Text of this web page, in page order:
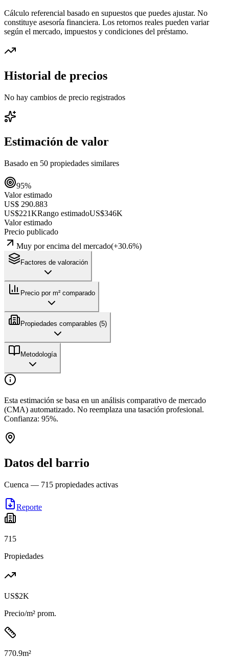
Cálculo referencial basado en supuestos que puedes ajustar. No
constituye asesoría financiera. Los retornos reales pueden variar
según el mercado, impuestos y condiciones del préstamo.
Historial de precios
No hay cambios de precio registrados
Estimación de valor
Basado en 50 propiedades similares
95%
Valor estimado
US$ 290.883
US$221KRango estimadoUS$346K
Valor estimado
Precio publicado
Muy por encima del mercado(+30.6%)
Factores de valoración
Precio por m² comparado
Propiedades comparables (5)
Metodología
Esta estimación se basa en un análisis comparativo de mercado
(CMA) automatizado. No reemplaza una tasación profesional.
Confianza: 95%.
Datos del barrio
Cuenca — 715 propiedades activas
Reporte
715
Propiedades
US$2K
Precio/m² prom.
770.9m²